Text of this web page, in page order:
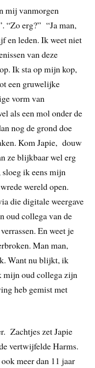
mij vanmorgen
“Zo erg?” “Ja man,
en leden. Ik weet niet
van deze
Ik sta op mijn kop,
een gruwelijke
vorm van
als een mol onder de
nog de grond doe
Kom Japie, douw
ze blijkbaar wel erg
ik eens mijn
wereld open.
die digitale weergave
oud collega van de
En weet je
Man man,
Want nu blijkt, ik
mijn oud collega zijn
heb gemist met
Zachtjes zet Japie
vertwijfelde Harms.
meer dan 11 jaar